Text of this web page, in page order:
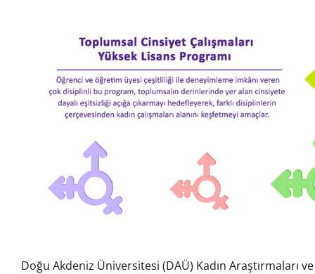
Doğu Akdeniz Üniversitesi (DAÜ) Kadın Araştırmaları